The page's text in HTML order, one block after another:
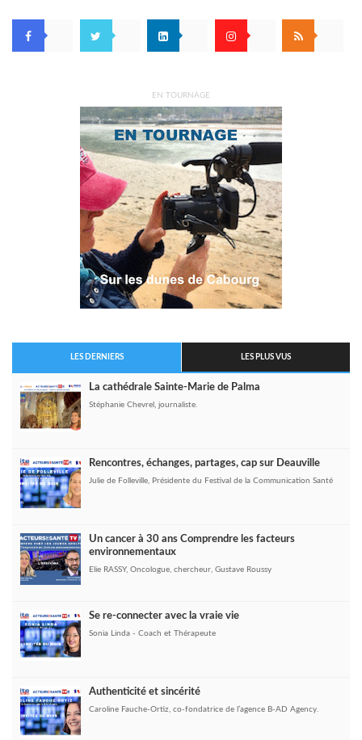
EN TOURNAGE
LES DERNIERS LES PLUS VUS
La cathédrale Sainte-Marie de Palma
Stéphanie Chevrel, journaliste.
Rencontres, échanges, partages, cap sur Deauville
Julie de Folleville, Présidente du Festival de la Communication Santé
Un cancer à 30 ans Comprendre les facteurs
environnementaux
Elie RASSY, Oncologue, chercheur, Gustave Roussy
Se re-connecter avec la vraie vie
Sonia Linda - Coach et Thérapeute
Authenticité et sincérité
Caroline Fauche-Ortiz, co-fondatrice de l’agence B-AD Agency.